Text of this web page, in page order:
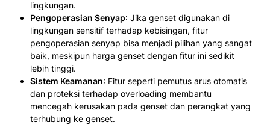
lingkungan.
Pengoperasian Senyap: Jika genset digunakan di
lingkungan sensitif terhadap kebisingan, fitur
pengoperasian senyap bisa menjadi pilihan yang sangat
baik, meskipun harga genset dengan fitur ini sedikit
lebih tinggi.
Sistem Keamanan: Fitur seperti pemutus arus otomatis
dan proteksi terhadap overloading membantu
mencegah kerusakan pada genset dan perangkat yang
terhubung ke genset.